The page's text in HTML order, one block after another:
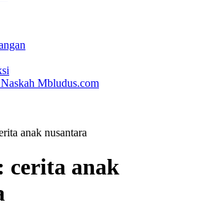
Mbludus.com
anak nusantara
cerita anak